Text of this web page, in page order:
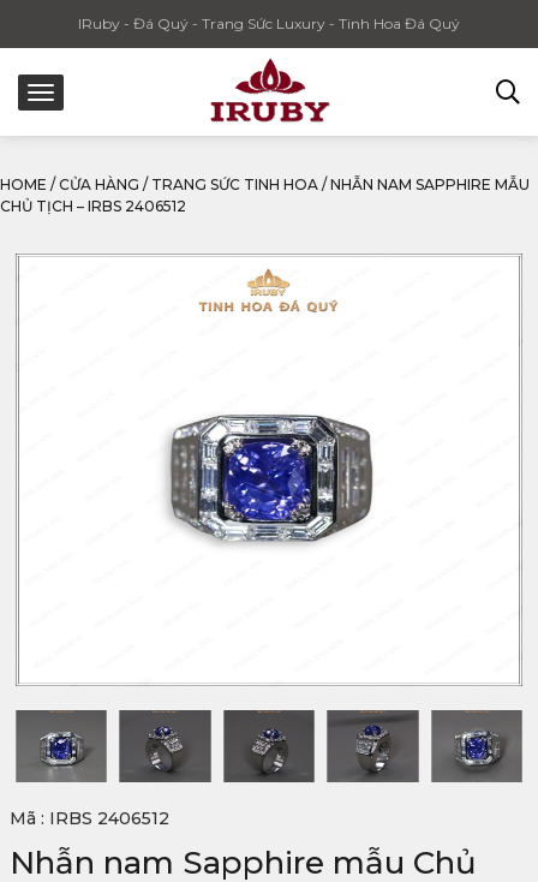
IRuby - Đá Quý - Trang Sức Luxury - Tinh Hoa Đá Quý
HOME / CỬA HÀNG / TRANG SỨC TINH HOA / NHẪN NAM SAPPHIRE MẪU
CHỦ TỊCH – IRBS 2406512
Mã : IRBS 2406512
Nhẫn nam Sapphire mẫu Chủ